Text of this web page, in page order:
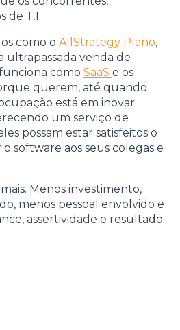
de T.I.
como o AllStrategy Plano,
ultrapassada venda de
como SaaS e os
querem, até quando
está em inovar
um serviço de
possam estar satisfeitos o
software aos seus colegas e
Menos investimento,
menos pessoal envolvido e
assertividade e resultado.